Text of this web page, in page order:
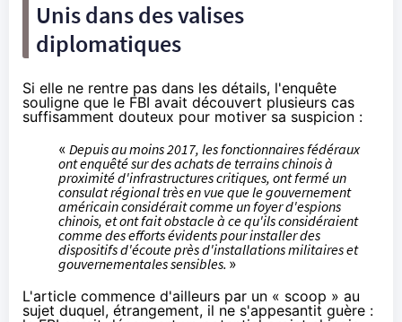
Unis dans des valises
diplomatiques
Si elle ne rentre pas dans les détails, l'enquête
souligne que le FBI avait découvert plusieurs cas
suffisamment douteux pour motiver sa suspicion :
« Depuis au moins 2017, les fonctionnaires fédéraux
ont enquêté sur des achats de terrains chinois à
proximité d'infrastructures critiques, ont fermé un
consulat régional très en vue que le gouvernement
américain considérait comme un foyer d'espions
chinois, et ont fait obstacle à ce qu'ils considéraient
comme des efforts évidents pour installer des
dispositifs d'écoute près d'installations militaires et
gouvernementales sensibles. »
L'article commence d'ailleurs par un « scoop » au
sujet duquel, étrangement, il ne s'appesantit guère :